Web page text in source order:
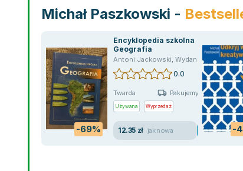
Michał Paszkowski -
-69%
Encyklopedia szkolna
Geografia
Antoni Jackowski, Wydanie zbiorowe ,
0.0
Twarda Pakujemy jutro
Używana Wyprzedaż
12.35 zł jak nowa -